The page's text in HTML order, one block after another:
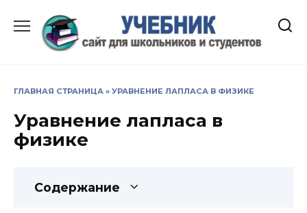
содержанию
ГЛАВНАЯ СТРАНИЦА » УРАВНЕНИЕ ЛАПЛАСА В ФИЗИКЕ
Уравнение лапласа в
физике
Содержание